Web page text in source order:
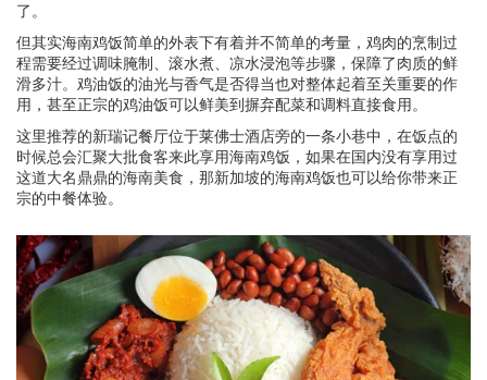
了。
但其实海南鸡饭简单的外表下有着并不简单的考量，鸡肉的烹制过
程需要经过调味腌制、滚水煮、凉水浸泡等步骤，保障了肉质的鲜
滑多汁。鸡油饭的油光与香气是否得当也对整体起着至关重要的作
用，甚至正宗的鸡油饭可以鲜美到摒弃配菜和调料直接食用。
这里推荐的新瑞记餐厅位于莱佛士酒店旁的一条小巷中，在饭点的
时候总会汇聚大批食客来此享用海南鸡饭，如果在国内没有享用过
这道大名鼎鼎的海南美食，那新加坡的海南鸡饭也可以给你带来正
宗的中餐体验。